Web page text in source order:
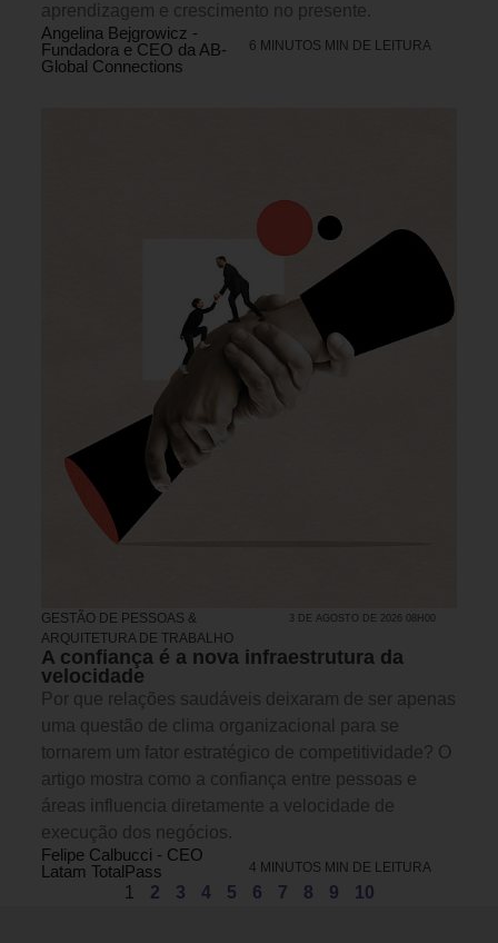
aprendizagem e crescimento no presente.
Angelina Bejgrowicz -
Fundadora e CEO da AB-
Global Connections
6 MINUTOS MIN DE LEITURA
GESTÃO DE PESSOAS &
ARQUITETURA DE TRABALHO
3 DE AGOSTO DE 2026 08H00
A confiança é a nova infraestrutura da
velocidade
Por que relações saudáveis deixaram de ser apenas
uma questão de clima organizacional para se
tornarem um fator estratégico de competitividade? O
artigo mostra como a confiança entre pessoas e
áreas influencia diretamente a velocidade de
execução dos negócios.
Felipe Calbucci - CEO
Latam TotalPass
4 MINUTOS MIN DE LEITURA
1 2 3 4 5 6 7 8 9 10